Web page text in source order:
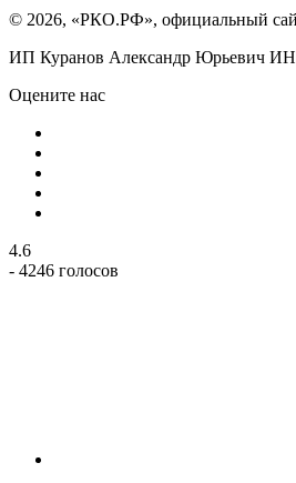
© 2026, «РКО.РФ», официальный
ИП Куранов Александр Юрьевич
Оцените нас
4.6
- 4246 голосов